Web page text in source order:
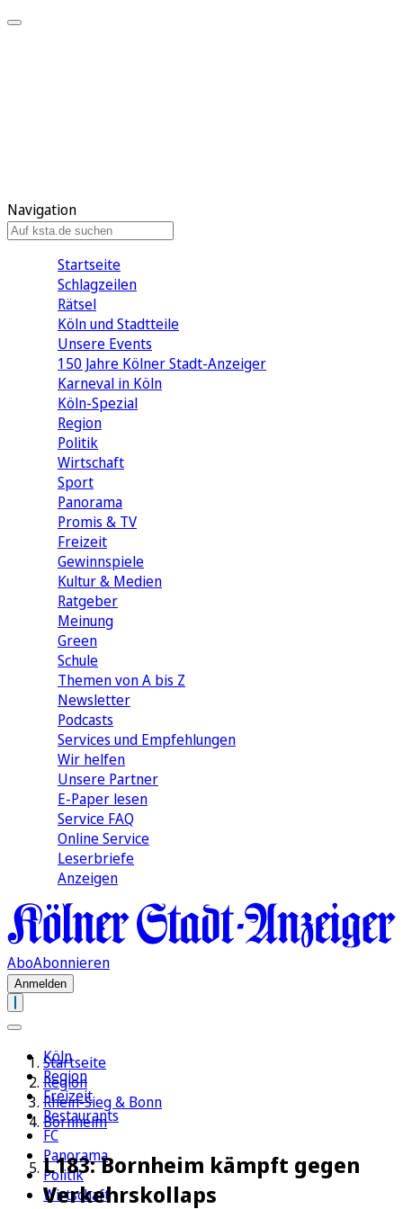
Navigation
Startseite
Schlagzeilen
Rätsel
Köln und Stadtteile
Unsere Events
150 Jahre Kölner Stadt-Anzeiger
Karneval in Köln
Köln-Spezial
Region
Politik
Wirtschaft
Sport
Panorama
Promis & TV
Freizeit
Gewinnspiele
Kultur & Medien
Ratgeber
Meinung
Green
Schule
Themen von A bis Z
Newsletter
Podcasts
Services und Empfehlungen
Wir helfen
Unsere Partner
E-Paper lesen
Service FAQ
Online Service
Leserbriefe
Anzeigen
AboAbonnieren
Anmelden
Köln
Region
Freizeit
Restaurants
FC
Panorama
Politik
Wirtschaft
Startseite
Region
Rhein-Sieg & Bonn
Bornheim
L183: Bornheim kämpft gegen
Verkehrskollaps